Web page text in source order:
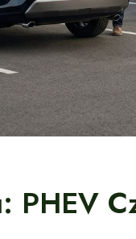
PHEV